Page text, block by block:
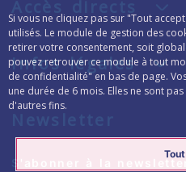
Si vous ne cliquez pas sur "Tout
utilisés. Le module de gestion des
retirer votre consentement, soit
pouvez retrouver ce module à tout
de confidentialité" en bas de page.
une durée de 6 mois. Elles ne sont
d'autres fins.
Infos légales
Formulaire